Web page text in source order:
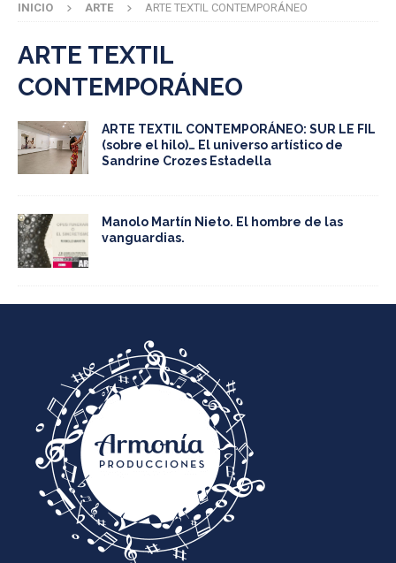
INICIO ARTE ARTE TEXTIL CONTEMPORÁNEO
ARTE TEXTIL
CONTEMPORÁNEO
ARTE TEXTIL CONTEMPORÁNEO: SUR LE FIL
(sobre el hilo)… El universo artístico de
Sandrine Crozes Estadella
Manolo Martín Nieto. El hombre de las
vanguardias.